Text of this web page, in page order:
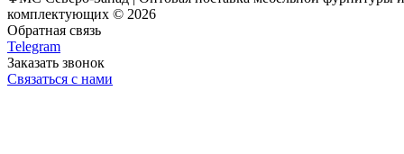
комплектующих © 2026
Обратная связь
Telegram
Заказать звонок
Связаться с нами